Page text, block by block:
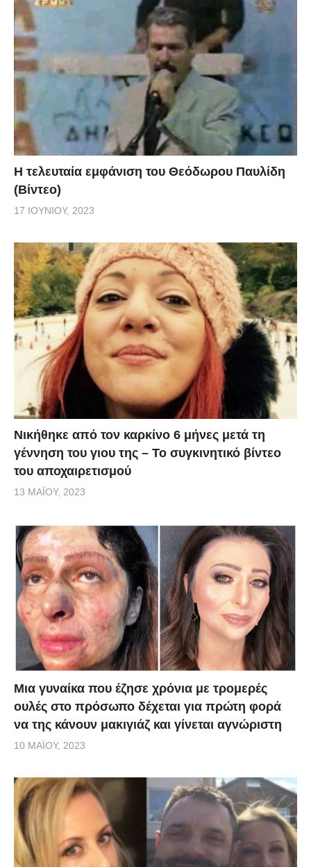
Η τελευταία εμφάνιση του Θεόδωρου Παυλίδη
(Βίντεο)
17 ΙΟΥΝΊΟΥ, 2023
Νικήθηκε από τον καρκίνο 6 μήνες μετά τη
γέννηση του γιου της – Το συγκινητικό βίντεο
του αποχαιρετισμού
13 ΜΑΪ́ΟΥ, 2023
Μια γυναίκα που έζησε χρόνια με τρομερές
ουλές στο πρόσωπο δέχεται για πρώτη φορά
να της κάνουν μακιγιάζ και γίνεται αγνώριστη
10 ΜΑΪ́ΟΥ, 2023